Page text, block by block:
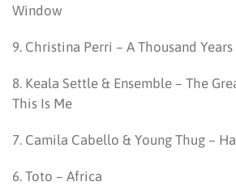
Window
9. Christina Perri – A Thousand Years
8. Keala Settle & Ensemble – The
This Is Me
7. Camila Cabello & Young Thug –
6. Toto – Africa